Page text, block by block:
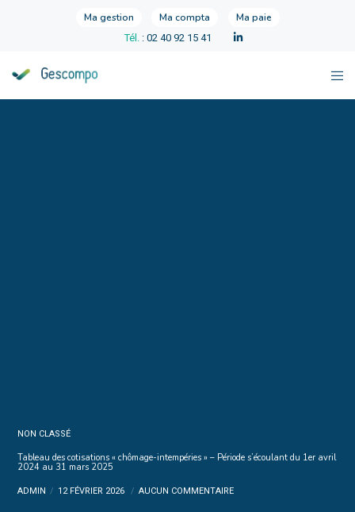
Ma gestion Ma compta Ma paie
Tél. : 02 40 92 15 41
NON CLASSÉ
Tableau des cotisations « chômage-intempéries » – Période s’écoulant du 1er avril
2024 au 31 mars 2025
ADMIN 12 FÉVRIER 2026 AUCUN COMMENTAIRE